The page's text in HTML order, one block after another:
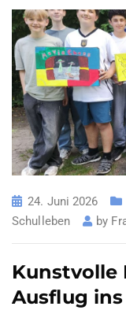
24. Juni 2026
Schulleben
by
Kunstvolle
Ausflug